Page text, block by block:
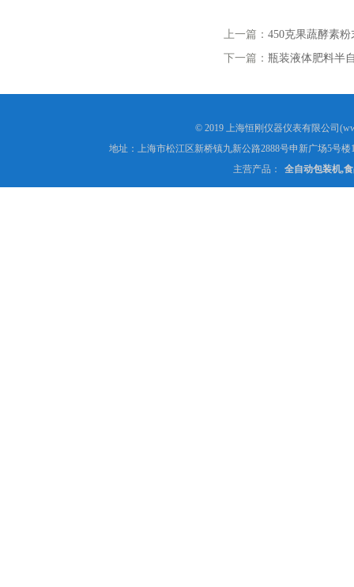
上一篇： 450克果蔬酵素
下一篇： 瓶装液体肥料半
© 2019 上海恒刚仪器仪表有限公司
地址：上海市松江区新桥镇九新公路2888号申新广场5号楼
主营产品：
全自动包装机,